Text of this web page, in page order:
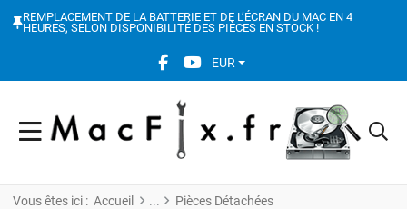
REMPLACEMENT DE LA BATTERIE ET DE L’ÉCRAN DU MAC EN 4
HEURES, SELON DISPONIBILITÉ DES PIÈCES EN STOCK !
FACEBOOK SOCIAL LINK
YOUTUBE SOCIAL LINK
EUR
Vous êtes ici : Accueil Pièces Détachées